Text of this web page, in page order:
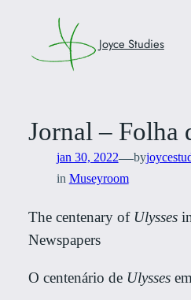
Joyce Studies
Jornal – Folha
jan 30, 2022—by
in Museyroom
The centenary of Ulysses
Newspapers
O centenário de Ulysses